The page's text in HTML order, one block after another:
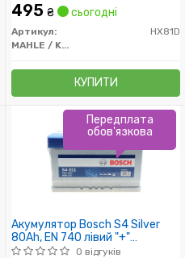
495 ₴ сьогодні
Артикул:
HX81D
MAHLE / KNECHT
КУПИТИ
Акумулятор Bosch S4 Silver
80Ah, EN 740 лівий "+"
315x175x175 (ДхШхВ)
0 відгуків
Передплата
обов'язкова